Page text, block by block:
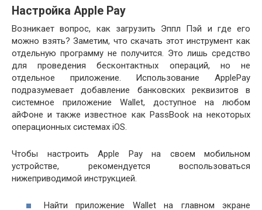
Настройка Apple Pay
Возникает вопрос, как загрузить Эппл Пэй и где его
можно взять? Заметим, что скачать этот инструмент как
отдельную программу не получится. Это лишь средство
для проведения бесконтактных операций, но не
отдельное приложение. Использование ApplePay
подразумевает добавление банковских реквизитов в
системное приложение Wallet, доступное на любом
айФоне и также известное как PassBook на некоторых
операционных системах iOS.
Чтобы настроить Apple Pay на своем мобильном
устройстве, рекомендуется воспользоваться
нижеприводимой инструкцией.
Найти приложение Wallet на главном экране